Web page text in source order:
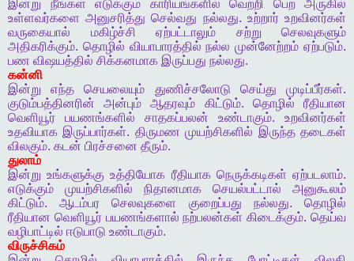
இன்று
நீங்கள் எடுக்கும் காரியங்களில் வெற்றி பெற
அருகில்
உள்ளவர்களை அனுசரித்து செல்வது நல்லது. உற்றார் உறவினர்கள்
வருகையால்
மகிழ்ச்சி ஏற்பட்டாலும் சற்று
செலவுகளும்
அதிகரிக்கும். தொழில் வியாபாரத்தில் நல்ல முன்னேற்றம் ஏற்படும்.
பண விஷயத்தில் சிக்கனமாக இருப்பது நல்லது.
கன்னி
இன்று
எந்த செயலையும் துணிச்சலோடு செய்து முடிப்பீர்கள்.
குடும்பத்தினரின்
அன்பும் ஆதரவும் கிட்டும். தொழில்
ரீதியான
வெளியூர்
பயணங்களில் சாதகப்பலன் உண்டாகும். உறவினர்கள்
உதவியாக இருப்பார்கள். திருமண முயற்சிகளில் இருந்த தடைகள்
விலகும். கடன் பிரச்சனை தீரும்.
துலாம்
இன்று உங்களுக்கு உத்தியோக ரீதியாக நெருக்கடிகள் ஏற்படலாம்.
எடுக்கும்
முயற்சிகளில் நிதானமாக செயல்பட்டால்
அனுகூலம்
கிட்டும்.ஆடம்பர செலவுகளை குறைப்பது நல்லது.தொழில்
ரீதியான வெளியூர் பயணங்களால் நற்பலன்கள் கிடைக்கும்.தெய்வ
வழிபாட்டில் ஈடுபாடு உண்டாகும்.
விருச்சிகம்